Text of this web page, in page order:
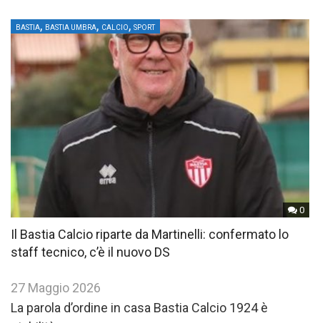
0
BASTIA, BASTIA UMBRA, CALCIO, SPORT
Il Bastia Calcio riparte da Martinelli: confermato lo
staff tecnico, c’è il nuovo DS
27 Maggio 2026
La parola d’ordine in casa Bastia Calcio 1924 è